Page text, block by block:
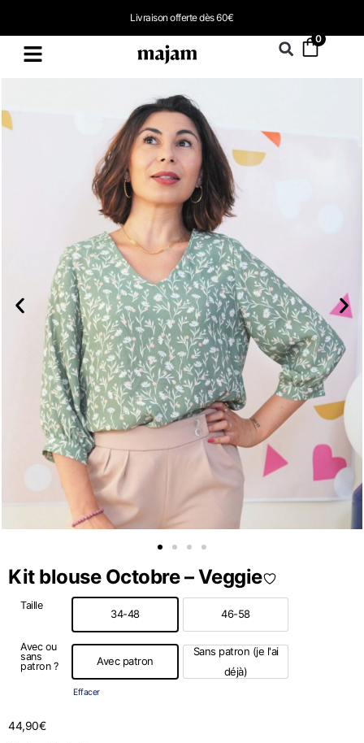
Livraison offerte dès 60€
0
Kit blouse Octobre – Veggie
Taille
34-48 46-58
Avec ou
sans
patron ?
Avec patron
Avec patron
Sans patron (je l'ai
déjà)Sans patron (je l'ai déjà)
Effacer
44,90€